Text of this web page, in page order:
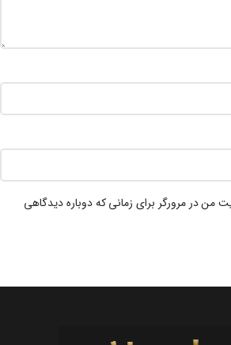
من در مرورگر برای زمانی که دوباره دیدگاهی